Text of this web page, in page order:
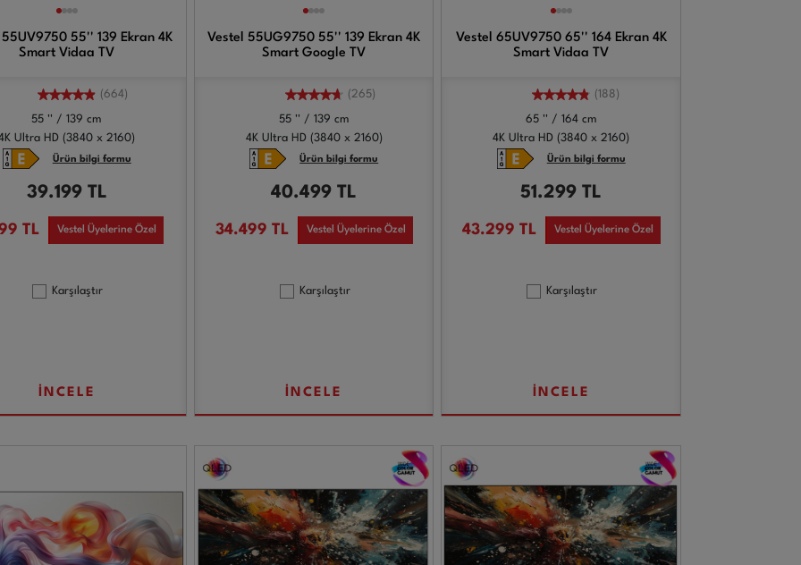
55'' 139 Ekran 4K
Smart Vidaa TV
(664)
55 '' / 139 cm
Ultra HD (3840 x 2160)
Ürün bilgi formu
39.199 TL
TL Vestel Üyelerine Özel
Karşılaştır
İNCELE
Vestel 55UG9750 55'' 139 Ekran 4K
Smart Google TV
(265)
55 '' / 139 cm
4K Ultra HD (3840 x 2160)
Ürün bilgi formu
40.499TL
34.499 TL Vestel Üyelerine Özel
Karşılaştır
İNCELE
Vestel 65UV9750 65'' 164 Ekran 4K
Smart Vidaa TV
(188)
65 '' / 164 cm
4K Ultra HD (3840 x 2160)
Ürün bilgi formu
51.299TL
43.299 TL Vestel Üyelerine Özel
Karşılaştır
İNCELE